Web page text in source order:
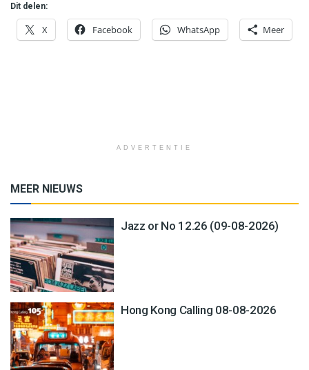
Dit delen:
X Facebook WhatsApp Meer
ADVERTENTIE
MEER NIEUWS
Jazz or No 12.26 (09-08-2026)
Hong Kong Calling 08-08-2026